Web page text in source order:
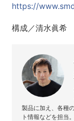
https://
構成／清水眞希
製品に加え、各種
ト情報などを担当